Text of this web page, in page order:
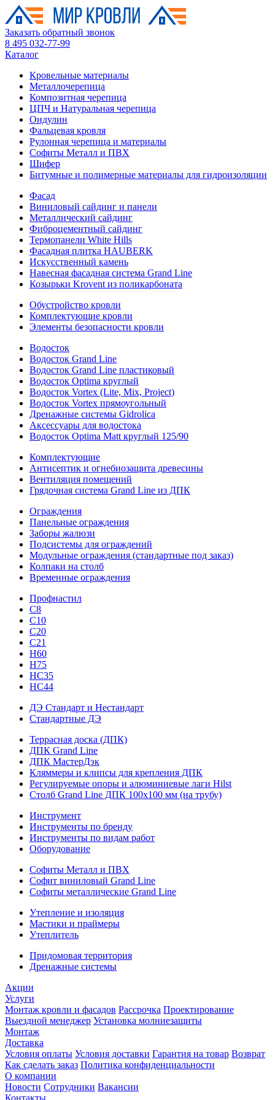
Заказать обратный звонок
8 495 032-77-99
Каталог
Кровельные материалы
Металлочерепица
Композитная черепица
ЦПЧ и Натуральная черепица
Ондулин
Фальцевая кровля
Рулонная черепица и материалы
Софиты Металл и ПВХ
Шифер
Битумные и полимерные материалы для гидроизоляции
Фасад
Виниловый сайдинг и панели
Металлический сайдинг
Фиброцементный сайдинг
Термопанели White Hills
Фасадная плитка HAUBERK
Искусственный камень
Навесная фасадная система Grand Line
Козырьки Krovent из поликарбоната
Обустройство кровли
Комплектующие кровли
Элементы безопасности кровли
Водосток
Водосток Grand Line
Водосток Grand Line пластиковый
Водосток Optima круглый
Водосток Vortex (Lite, Mix, Project)
Водосток Vortex прямоугольный
Дренажные системы Gidrolica
Аксессуары для водостока
Водосток Optima Matt круглый 125/90
Комплектующие
Антисептик и огнебиозащита древесины
Вентиляция помещений
Грядочная система Grand Line из ДПК
Ограждения
Панельные ограждения
Заборы жалюзи
Подсистемы для ограждений
Модульные ограждения (стандартные под заказ)
Колпаки на столб
Временные ограждения
Профнастил
С8
С10
С20
С21
H60
H75
HС35
НС44
ДЭ Стандарт и Нестандарт
Стандартные ДЭ
Террасная доска (ДПК)
ДПК Grand Line
ДПК МастерДэк
Кляммеры и клипсы для крепления ДПК
Регулируемые опоры и алюминиевые лаги Hilst
Столб Grand Line ДПК 100х100 мм (на трубу)
Инструмент
Инструменты по бренду
Инструменты по видам работ
Оборудование
Софиты Металл и ПВХ
Софит виниловый Grand Line
Софиты металлические Grand Line
Утепление и изоляция
Мастики и праймеры
Утеплитель
Придомовая территория
Дренажные системы
Акции
Услуги
Монтаж кровли и фасадов Рассрочка Проектирование
Выездной менеджер Установка молниезащиты
Монтаж
Доставка
Условия оплаты Условия доставки Гарантия на товар Возврат
Как сделать заказ Политика конфиденциальности
О компании
Новости Сотрудники Вакансии
Контакты